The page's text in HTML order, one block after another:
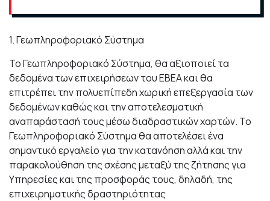
1. Γεωπληροφοριακό Σύστημα
Το Γεωπληροφοριακό Σύστημα, θα αξιοποιεί τα
δεδομένα των επιχειρήσεων του ΕΒΕΑ και θα
επιτρέπει την πολυεπίπεδη χωρική επεξεργασία των
δεδομένων καθώς και την αποτελεσματική
αναπαράστασή τους μέσω διαδραστικών χαρτών. Το
Γεωπληροφοριακό Σύστημα θα αποτελέσει ένα
σημαντικό εργαλείο για την κατανόηση αλλά και την
παρακολούθηση της σχέσης μεταξύ της ζήτησης για
Υπηρεσίες και της προσφοράς τους, δηλαδή, της
επιχειρηματικής δραστηριότητας